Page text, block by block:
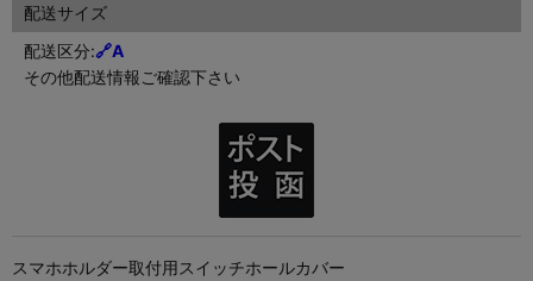
配送サイズ
配送区分:🔗A
その他配送情報ご確認下さい
スマホホルダー取付用スイッチホールカバー